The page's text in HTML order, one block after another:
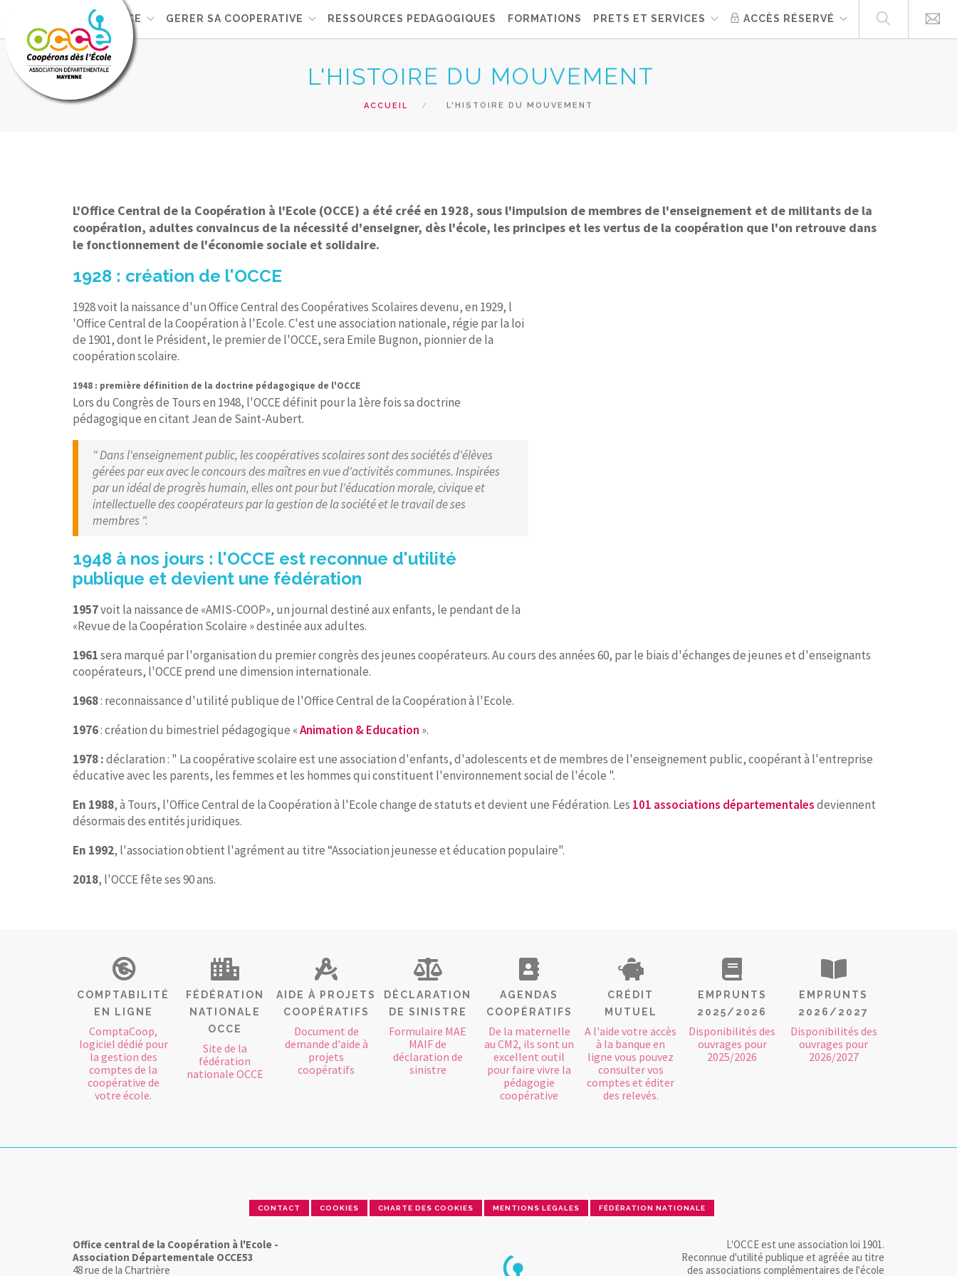
L'OCCE GERER SA COOPERATIVE RESSOURCES PEDAGOGIQUES FORMATIONS PRETS ET SERVICES ACCÈS RÉSERVÉ
L'HISTOIRE DU MOUVEMENT
ACCUEIL L'HISTOIRE DU MOUVEMENT
L'Office Central de la Coopération à l'Ecole (OCCE) a été créé en 1928, sous l'impulsion de membres de l'enseignement et de militants de la
coopération, adultes convaincus de la nécessité d'enseigner, dès l'école, les principes et les vertus de la coopération que l'on retrouve dans
le fonctionnement de l'économie sociale et solidaire.
1928 : création de l'OCCE
1928 voit la naissance d'un Office Central des Coopératives Scolaires devenu, en 1929, l
'Office Central de la Coopération à l'Ecole. C'est une association nationale, régie par la loi
de 1901, dont le Président, le premier de l'OCCE, sera Emile Bugnon, pionnier de la
coopération scolaire.
1948 : première définition de la doctrine pédagogique de l'OCCE
Lors du Congrès de Tours en 1948, l'OCCE définit pour la 1ère fois sa doctrine
pédagogique en citant Jean de Saint-Aubert.
" Dans l'enseignement public, les coopératives scolaires sont des sociétés d'élèves
gérées par eux avec le concours des maîtres en vue d'activités communes. Inspirées
par un idéal de progrès humain, elles ont pour but l'éducation morale, civique et
intellectuelle des coopérateurs par la gestion de la société et le travail de ses
membres ".
1948 à nos jours : l'OCCE est reconnue d'utilité
publique et devient une fédération
1957voit la naissance de «AMIS-COOP», un journal destiné aux enfants, le pendant de la
«Revue de la Coopération Scolaire » destinée aux adultes.
1961sera marqué par l'organisation du premier congrès des jeunes coopérateurs. Au cours des années 60, par le biais d'échanges de jeunes et d'enseignants
coopérateurs, l'OCCE prend une dimension internationale.
1968: reconnaissance d'utilité publique de l'Office Central de la Coopération à l'Ecole.
1976: création du bimestriel pédagogique «Animation & Education ».
1978 :déclaration : " La coopérative scolaire est une association d'enfants, d'adolescents et de membres de l'enseignement public, coopérant à l'entreprise
éducative avec les parents, les femmes et les hommes qui constituent l'environnement social de l'école ".
En 1988, à Tours, l'Office Central de la Coopération à l'Ecole change de statuts et devient une Fédération. Les 101 associations départementalesdeviennent
désormais des entités juridiques.
En 1992, l'association obtient l'agrément au titre “Association jeunesse et éducation populaire".
2018, l'OCCE fête ses 90 ans.
COMPTABILITÉ
EN LIGNE
ComptaCoop,
logiciel dédié pour
la gestion des
comptes de la
coopérative de
votre école.
FÉDÉRATION
NATIONALE
OCCE
Site de la
fédération
nationale OCCE
AIDE À PROJETS
COOPÉRATIFS
Document de
demande d'aide à
projets
coopératifs
DÉCLARATION
DE SINISTRE
Formulaire MAE
MAIF de
déclaration de
sinistre
AGENDAS
COOPÉRATIFS
De la maternelle
au CM2, ils sont un
excellent outil
pour faire vivre la
pédagogie
coopérative
CRÉDIT
MUTUEL
A l'aide votre accès
à la banque en
ligne vous pouvez
consulter vos
comptes et éditer
des relevés.
EMPRUNTS
2025/2026
Disponibilités des
ouvrages pour
2025/2026
EMPRUNTS
2026/2027
Disponibilités des
ouvrages pour
2026/2027
CONTACT COOKIES CHARTE DES COOKIES MENTIONS LÉGALES FÉDÉRATION NATIONALE
Office central de la Coopération à l'Ecole -
Association Départementale OCCE53
48 rue de la Chartrière
L'OCCE est une association loi 1901.
Reconnue d'utilité publique et agréée au titre
des associations complémentaires de l'école